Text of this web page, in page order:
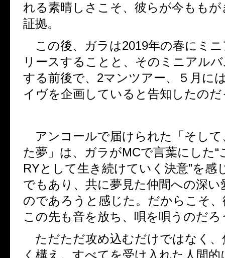
れる素晴しさこそ、彼らが今もも
証拠。
この後、ガラは2019年の春にミ
リースすることと、そのミニアル
する前後で、 2マンツアー、５月に
イヴを企画していると告知したの
アンコールで届けられた「そして
た夢」は、ガラがMCで言葉にした“
RYとして生き続けていく決意”を感
でもあり、共に夢見た仲間への深い
のであろうと感じた。だからこそ
この先も音を放ち、唄を唄うのだろ
ただただ攻め込むだけではなく、
く構え、すべてを受け入れた人間